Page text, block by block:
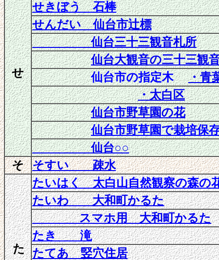
せ
せきぼう 石棒
せんだい 仙台市辻標
仙台三十三観音札所
仙台大観音の三十三観
仙台市の指定木・青
・太白区
仙台市野草園の花
仙台市野草園で栽培保
仙台○○
そ
そすい 疎水
た
たいはく 太白山自然観察の森の
たいわ 大和町かるた
スマホ用 大和町かるた
たき 滝
たてあ 竪穴住居